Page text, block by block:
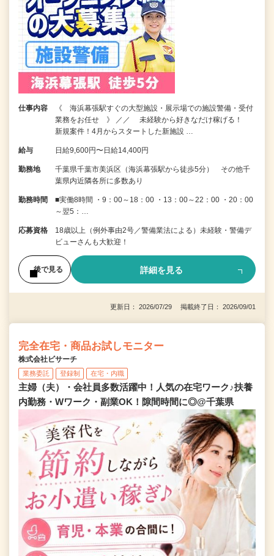
仕事内容
《 海浜幕張駅すぐの大型施設・展示場での施設警備・受付
業務をお任せ 》 ／／ 未経験から好きなだけ稼げる！
新規案件！4月からスタートした新施設 …
給与 日給9,600円〜日給14,400円
勤務地
千葉県千葉市美浜区（海浜幕張駅から徒歩5分） その他千
葉県内近隣各所に多数あり
勤務時間
■実働8時間 ・9：00～18：00 ・13：00～22：00 ・20：00
～翌5：…
応募資格
18歳以上（例外事由2号／警備業法による）未経験・警備デ
ビューさんも大歓迎！
後で見る 詳細を見る
更新日： 2026/07/29 掲載終了日： 2026/09/01
完全在宅・商品お試しモニター
株式会社ビサーチ
業務委託 登録制 在宅・内職
主婦（夫）・会社員多数活躍中！人気の在宅ワーク♪扶養
内勤務・Wワーク・副業OK！隙間時間に◎@千葉県